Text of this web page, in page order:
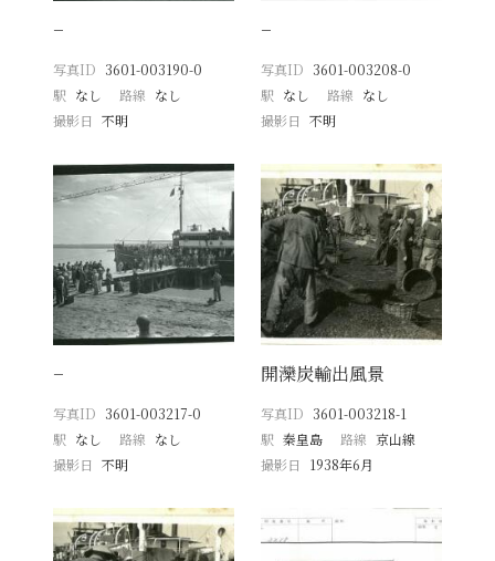
−
写真ID 3601-003190-0
駅 なし 路線 なし
撮影日
不明
−
写真ID 3601-003208-0
駅 なし 路線 なし
撮影日 不明
−
写真ID 3601-003217-0
駅 なし 路線 なし
撮影日
不明
開灤炭輸出風景
写真ID 3601-003218-1
駅 秦皇島 路線 京山線
撮影日
1938年6月